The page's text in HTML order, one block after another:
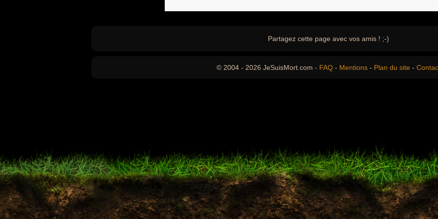
Partagez cette page avec vos amis ! ;-)
© 2004 - 2026 JeSuisMort.com - FAQ - Mentions - Plan du site -